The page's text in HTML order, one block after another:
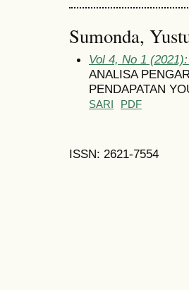
Sumonda,
Vol 4, No 1
ANALISA
PENDAPATAN
SARI PDF
ISSN: 2621-7554